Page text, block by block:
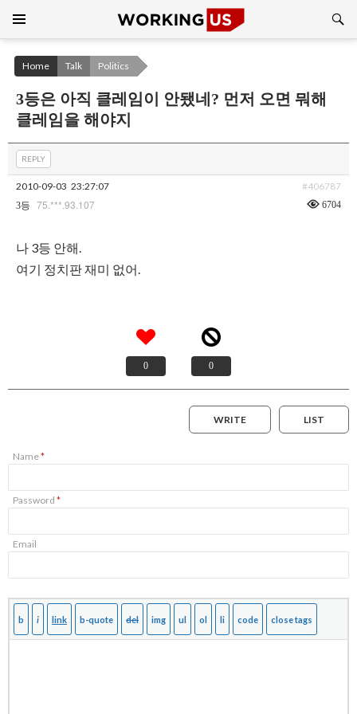
CONTENT
Home Talk Politics
3등은 아직 클레임이 안됐네? 먼저 오면 뭐해
클레임을 해야지
REPLY
2010-09-03 23:27:07 #406787
3등 75.***.93.107 6704
나 3등 안해.
여기 정치판 재미 없어.
0 0
LIST
WRITE
Name*
Password *
Email